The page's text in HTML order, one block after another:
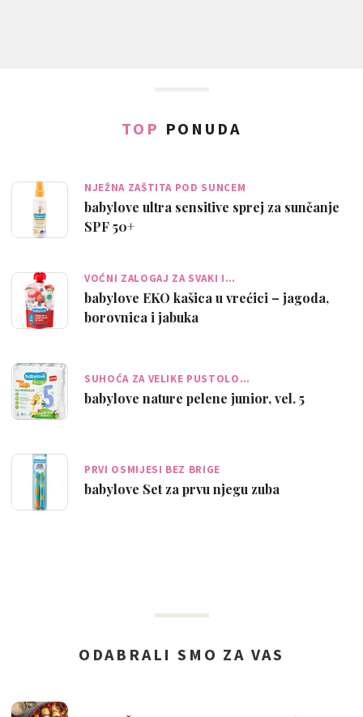
TOP PONUDA
NJEŽNA ZAŠTITA POD SUNCEM
babylove ultra sensitive sprej za sunčanje
SPF 50+
VOĆNI ZALOGAJ ZA SVAKI I…
babylove EKO kašica u vrećici – jagoda,
borovnica i jabuka
SUHOĆA ZA VELIKE PUSTOLO…
babylove nature pelene junior, vel. 5
PRVI OSMIJESI BEZ BRIGE
babylove Set za prvu njegu zuba